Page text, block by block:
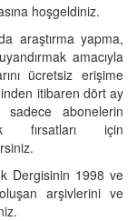
hoşgeldiniz.
araştırma yapma,
amacıyla
ücretsiz erişime
itibaren dört ay
abonelerin
fırsatları için
Dergisinin 1998 ve
arşivlerini ve